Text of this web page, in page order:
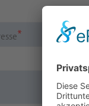
*
Feld leer.